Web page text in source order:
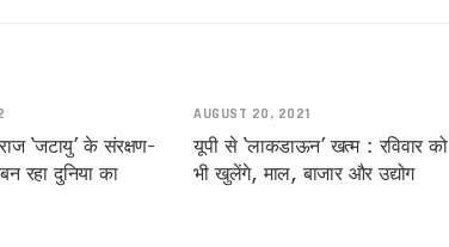
‘जटायु’ के संरक्षण-
रहा दुनिया का
AUGUST 20, 2021
यूपी से ‘लाकडाऊन’ खत्म : रविवार को
भी खुलेंगे, माल, बाजार और उद्योग